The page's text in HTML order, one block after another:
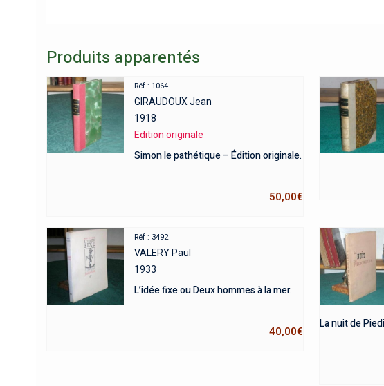
Produits apparentés
Réf : 1064
GIRAUDOUX Jean
1918
Edition originale
Simon le pathétique – Édition originale.
50,00€
Réf : 3492
VALERY Paul
1933
L’idée fixe ou Deux hommes à la mer.
40,00€
La nuit de